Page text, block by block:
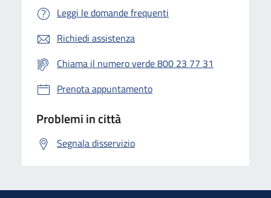
Leggi le domande frequenti
Richiedi assistenza
Chiama il numero verde 800 23 77 31
Prenota appuntamento
Problemi in città
Segnala disservizio